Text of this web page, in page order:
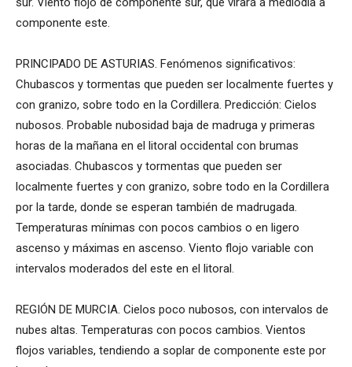
componente este.
PRINCIPADO DE ASTURIAS. Fenómenos significativos:
Chubascos y tormentas que pueden ser localmente fuertes y
con granizo, sobre todo en la Cordillera. Predicción: Cielos
nubosos. Probable nubosidad baja de madruga y primeras
horas de la mañana en el litoral occidental con brumas
asociadas. Chubascos y tormentas que pueden ser
localmente fuertes y con granizo, sobre todo en la Cordillera
por la tarde, donde se esperan también de madrugada.
Temperaturas mínimas con pocos cambios o en ligero
ascenso y máximas en ascenso. Viento flojo variable con
intervalos moderados del este en el litoral.
REGIÓN DE MURCIA. Cielos poco nubosos, con intervalos de
nubes altas. Temperaturas con pocos cambios. Vientos
flojos variables, tendiendo a soplar de componente este por